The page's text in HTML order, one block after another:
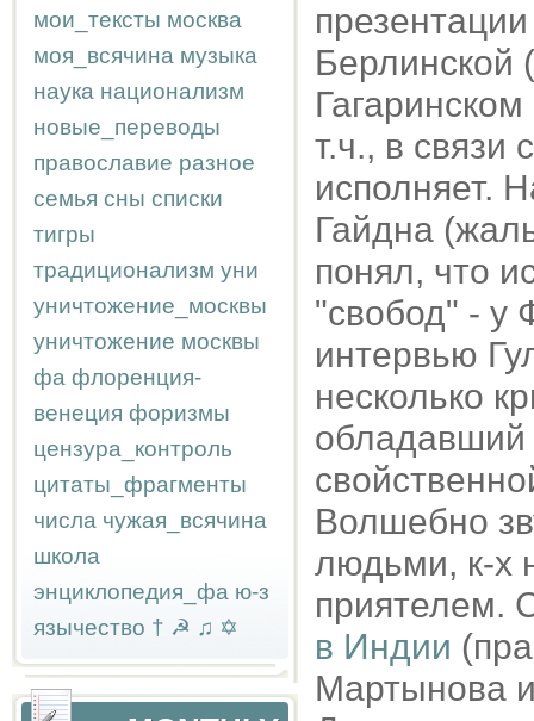
мои_тексты москва
моя_всячина музыка
наука национализм
новые_переводы
православие разное
семья сны списки
тигры
традиционализм уни
уничтожение_москвы
уничтожение москвы
фа флоренция-
венеция форизмы
цензура_контроль
цитаты_фрагменты
числа чужая_всячина
школа
энциклопедия_фа ю-з
язычество † ☭ ♫ ✡
Берлинской
т.ч., в связи
исполняет.
Гайдна
понял, что
"свобод" - у
интервью
несколько
обладавший
Волшебно
людьми, к-х
приятелем.
в Индии
Мартынова